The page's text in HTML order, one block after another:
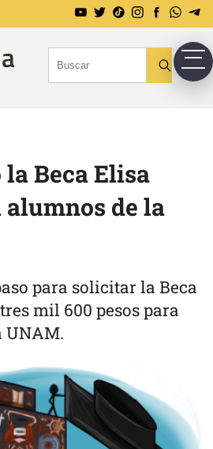
la Beca Elisa
de la
para solicitar la Beca
mil 600 pesos para
UNAM.